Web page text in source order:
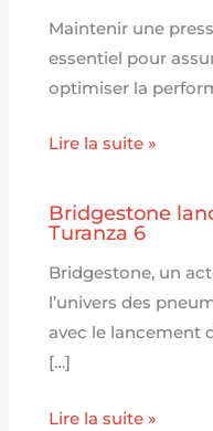
Maintenir une
essentiel pour
optimiser la
Lire la suite »
Bridgestone
Turanza 6
Bridgestone, un
l’univers des
avec le lancement
[…]
Lire la suite »